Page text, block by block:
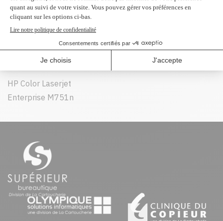
Peut être utilisé dans :
HP Color Laserjet
Enterprise M751
HP Color Laserjet
Enterprise M751dn
HP Color Laserjet
Enterprise M751n